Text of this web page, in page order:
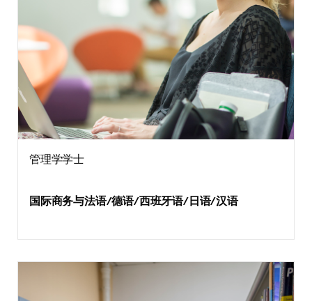
管理学学士
国际商务与法语/德语/西班牙语/日语/汉语